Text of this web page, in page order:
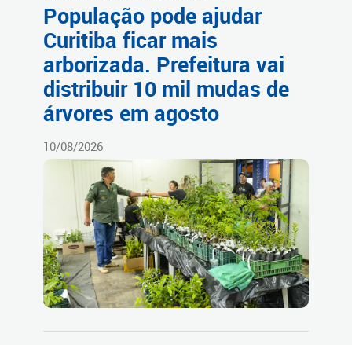
População pode ajudar
Curitiba ficar mais
arborizada. Prefeitura vai
distribuir 10 mil mudas de
árvores em agosto
10/08/2026